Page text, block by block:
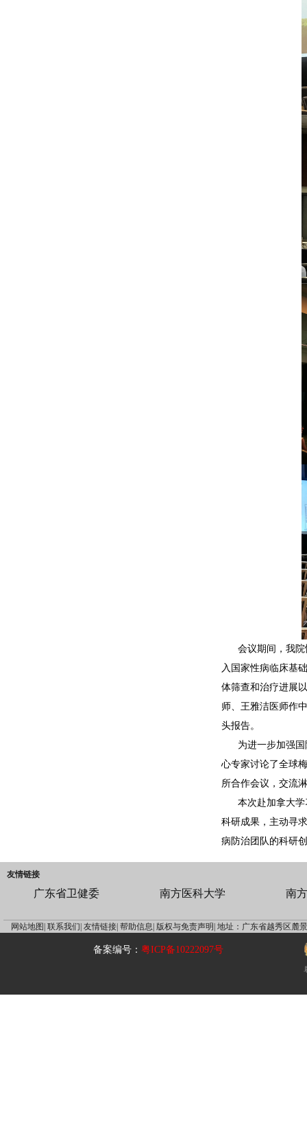
会议期间，我
入国家性病临床基
体筛查和治疗进展
师、王雅洁医师作
头报告。
为进一步加强
心专家讨论了全球
所合作会议，交流
本次赴加拿大
科研成果，主动寻
病防治团队的科研
友情链接
广东省卫健委 南方医科大学 南
网站地图| 联系我们| 友情链接| 帮助信息| 版权与免责声明| 地址：广东省越秀区麓
备案编号：粤ICP备10222097号